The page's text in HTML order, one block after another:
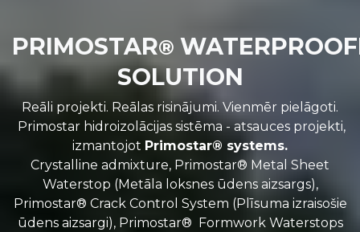
PRIMOSTAR®
SOLUTION
Reāli projekti. Reālas risinājumi. Vienmēr pielāgoti.
Primostar hidroizolācijas sistēma - atsauces projekti,
izmantojot Primostar® systems.
Crystalline admixture, Primostar® Metal Sheet
Waterstop (Metāla loksnes ūdens aizsargs),
Primostar® Crack Control System (Plīsuma izraisošie
ūdens aizsargi), Primostar® Formwork Waterstops